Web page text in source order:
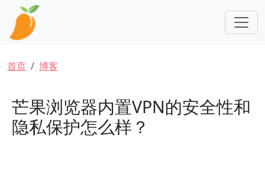
跳转到主要内容
面包屑
首页 博客
芒果浏览器内置VPN的安全性和
隐私保护怎么样？